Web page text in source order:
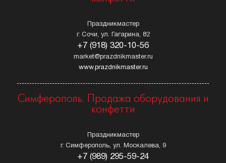
Праздникмастер
г. Сочи, ул. Гагарина, 82
+7 (918) 320-10-56
market@prazdnikmaster.ru
www.prazdnikmaster.ru
Симферополь. Продажа оборудования и
конфетти
Праздникмастер
г. Симферополь, ул. Москалева, 9
+7 (989) 295-59-24